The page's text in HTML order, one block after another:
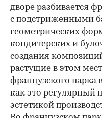
дворе разбивается
с подстриженными
геометрических
кондитерских и
создания
растущие в этом
французского парка
как это регулярный
эстетикой